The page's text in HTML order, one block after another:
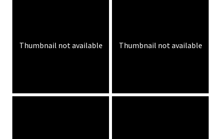
Thumbnail not available Thumbnail not available